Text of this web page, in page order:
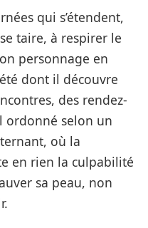
qui s’étendent,
taire, à respirer le
personnage en
dont il découvre
des rendez-
ordonné selon un
où la
en rien la culpabilité
sa peau, non